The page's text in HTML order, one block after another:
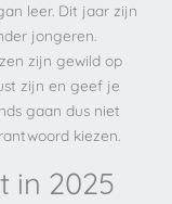
leer. Dit jaar zijn
jongeren.
zijn gewild op
zijn en geef je
gaan dus niet
kiezen.
in 2025